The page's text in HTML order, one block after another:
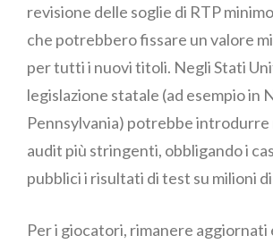
revisione delle soglie di RTP
che potrebbero fissare un valore
per tutti i nuovi titoli. Negli Stati
legislazione statale (ad esempio in
Pennsylvania) potrebbe introdurre
audit più stringenti, obbligando i
pubblici i risultati di test su milioni
Per i giocatori, rimanere aggiornati